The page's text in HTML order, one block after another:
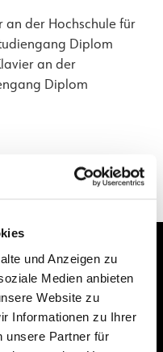
und Anzeigen zu
Medien anbieten
Website zu
Informationen zu Ihrer
unsere Partner für
an der Hochschule für
Diplom
an der
Diplom
von Marija Stojanova